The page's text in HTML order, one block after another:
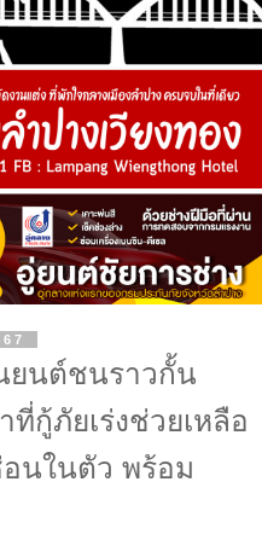
ยนต์ชนราวกั้น
ที่กู้ภัยเร่งช่วยเหลือ
นในตัว พร้อม